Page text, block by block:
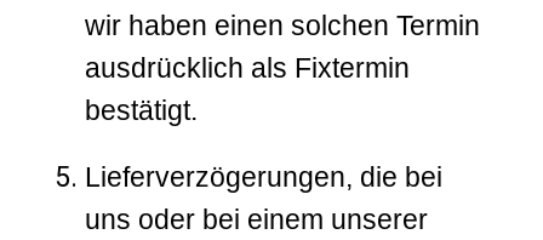
wir haben einen solchen Termin
ausdrücklich als Fixtermin
bestätigt.
Lieferverzögerungen, die bei
uns oder bei einem unserer